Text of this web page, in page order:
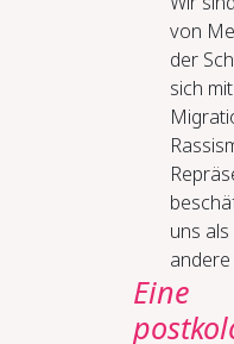
von
der
sich
uns
andere
Eine